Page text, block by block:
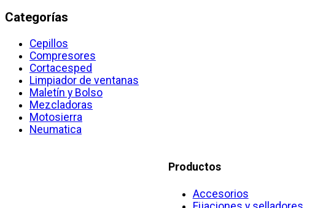
Categorías
Cepillos
Compresores
Cortacesped
Limpiador de ventanas
Maletín y Bolso
Mezcladoras
Motosierra
Neumatica
Productos
Accesorios